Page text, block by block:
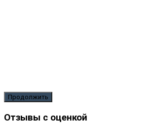
Продолжить
Отзывы с оценкой